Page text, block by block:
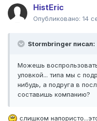
HistEric
Опубликовано: 14
Stormbringer писал:
Можешь
уловкой... типа мы с
нибудь, а подруга в
составишь компанию?
слишком